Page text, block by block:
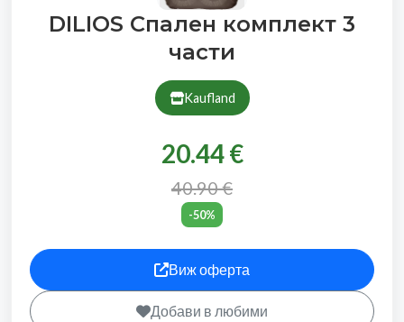
DILIOS Спален комплект 3
части
Kaufland
20.44 €
40.90 €
-50%
Виж оферта
Добави в любими